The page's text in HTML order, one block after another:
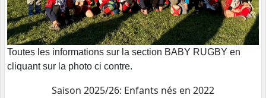
Toutes les informations sur la section BABY RUGBY en
cliquant sur la photo ci contre.
Saison 2025/26: Enfants nés en 2022